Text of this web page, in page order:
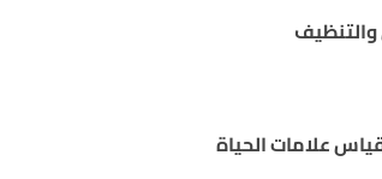
علامات الحياة